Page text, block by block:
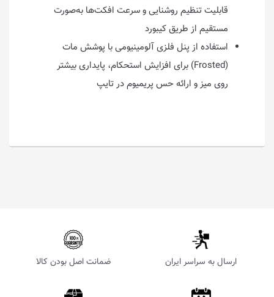
قابلیت تنظیم روشنایی و سرعت افکت‌ها به‌صورت
مستقیم از طریق کیبورد
استفاده از پنل فلزی آلومینیومی با پوشش مات
(Frosted) برای افزایش استحکام، پایداری بیشتر
روی میز و ارائه حس پریمیوم در تایپ
ارسال به سراسر ایران ضمانت اصل بودن کالا